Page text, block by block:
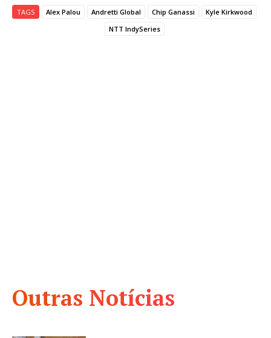
Outras Notícias
TAGS Alex Palou Andretti Global Chip Ganassi
Kyle Kirkwood
NTT IndySeries